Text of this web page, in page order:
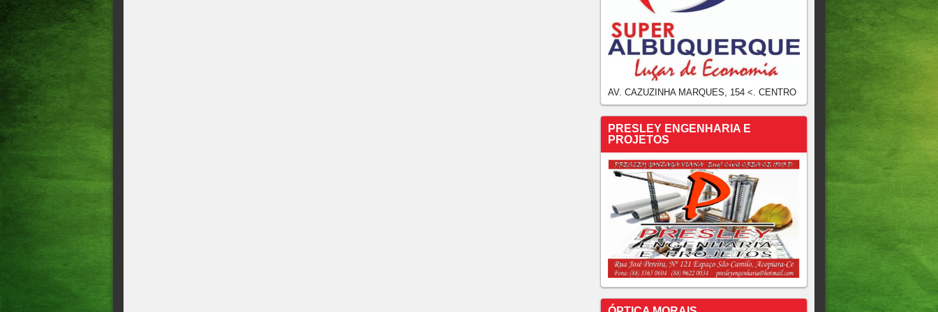
AV. CAZUZINHA MARQUES, 154 <. CENTRO
PRESLEY ENGENHARIA E
PROJETOS